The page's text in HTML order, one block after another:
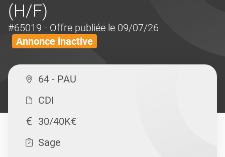
(H/F)
#65019 - Offre publiée le 09/07/26
Annonce inactive
64 - PAU
CDI
30/40K€
Sage